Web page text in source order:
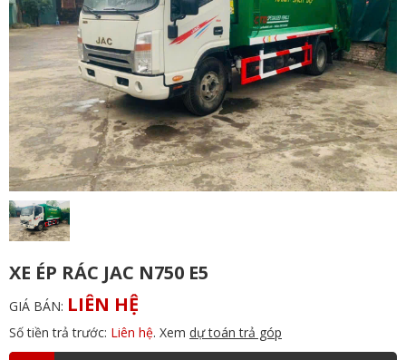
XE ÉP RÁC JAC N750 E5
GIÁ BÁN: LIÊN HỆ
Số tiền trả trước: Liên hệ. Xem dự toán trả góp